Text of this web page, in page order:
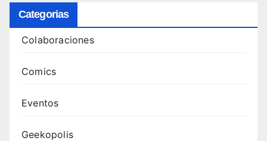
Categorias
Colaboraciones
Comics
Eventos
Geekopolis